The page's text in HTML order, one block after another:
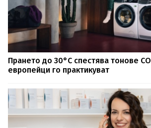
Прането до 30°C спестява тонове
европейци го практикуват